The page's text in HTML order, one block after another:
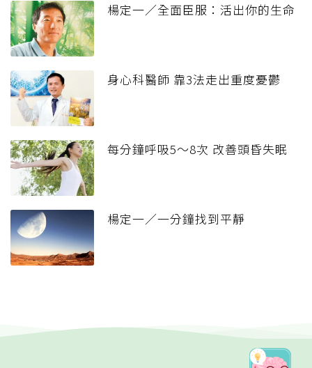
楊定一／全面臣服：活出你的生命
身心科醫師 靠3法走出重度憂鬱
每分鐘呼吸5～8次 改善頭昏失眠
楊定一／一分鐘找到平靜